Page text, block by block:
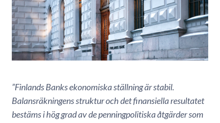
”Finlands Banks ekonomiska ställning är stabil.
Balansräkningens struktur och det finansiella resultatet
bestäms i hög grad av de penningpolitiska åtgärder som